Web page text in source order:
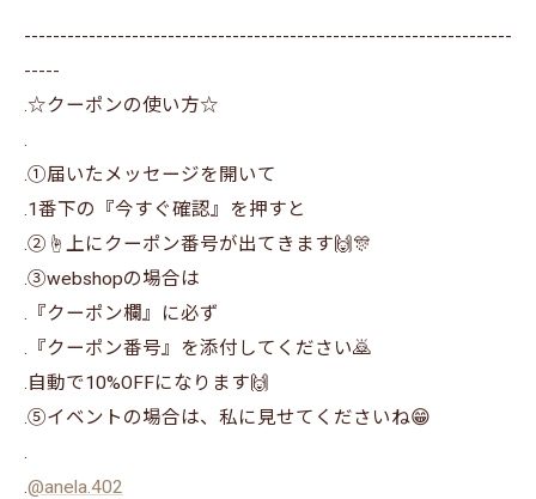
--------------------------------------------------------------------
-----
.☆クーポンの使い方☆
.
.①届いたメッセージを開いて
.1番下の『今すぐ確認』を押すと
.②☝上にクーポン番号が出てきます🙌🎊
.③webshopの場合は⁡
⁡.『クーポン欄』に必ず⁡
⁡.『クーポン番号』を添付してください🙇⁡
⁡.自動で10%OFFになります🙌
.⑤イベントの場合は、私に見せてくださいね😁
.
.@anela.402